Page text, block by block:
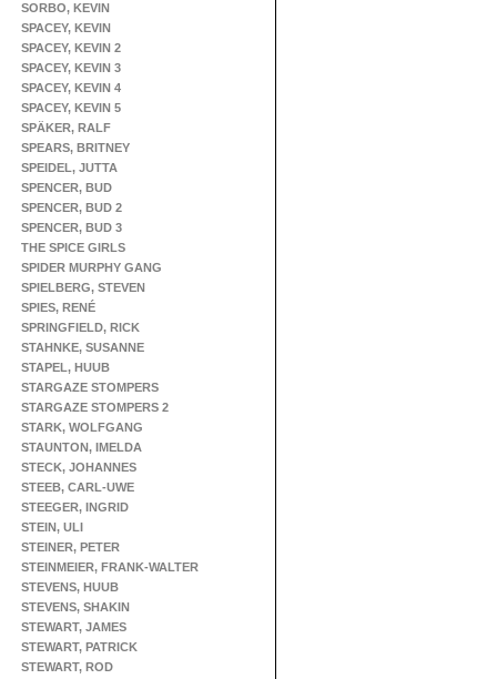
SORBO, KEVIN
SPACEY, KEVIN
SPACEY, KEVIN 2
SPACEY, KEVIN 3
SPACEY, KEVIN 4
SPACEY, KEVIN 5
SPÄKER, RALF
SPEARS, BRITNEY
SPEIDEL, JUTTA
SPENCER, BUD
SPENCER, BUD 2
SPENCER, BUD 3
THE SPICE GIRLS
SPIDER MURPHY GANG
SPIELBERG, STEVEN
SPIES, RENÉ
SPRINGFIELD, RICK
STAHNKE, SUSANNE
STAPEL, HUUB
STARGAZE STOMPERS
STARGAZE STOMPERS 2
STARK, WOLFGANG
STAUNTON, IMELDA
STECK, JOHANNES
STEEB, CARL-UWE
STEEGER, INGRID
STEIN, ULI
STEINER, PETER
STEINMEIER, FRANK-WALTER
STEVENS, HUUB
STEVENS, SHAKIN
STEWART, JAMES
STEWART, PATRICK
STEWART, ROD